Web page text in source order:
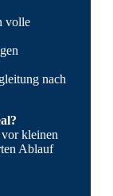
volle
nach
kleinen
Ablauf